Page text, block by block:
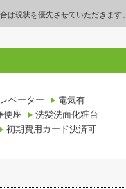
は現状を優先させていただきます。
ベーター
電気有
便座
洗髪洗面化粧台
初期費用カード決済可